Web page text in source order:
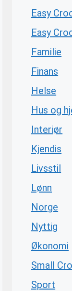
Easy
Easy
Familie
Finans
Helse
Hus og
Interiør
Kjendis
Livsstil
Lønn
Norge
Nyttig
Økonomi
Small
Sport